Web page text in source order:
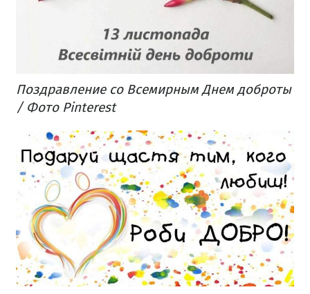
Поздравление со Всемирным Днем доброты
/ Фото Pinterest